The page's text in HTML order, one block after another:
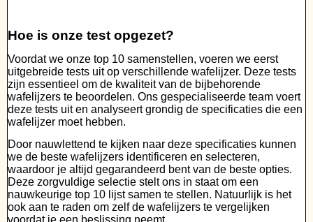
Hoe is onze test opgezet?
Voordat we onze top 10 samenstellen, voeren we eerst
uitgebreide tests uit op verschillende wafelijzer. Deze tests
zijn essentieel om de kwaliteit van de bijbehorende
wafelijzers te beoordelen. Ons gespecialiseerde team voert
deze tests uit en analyseert grondig de specificaties die een
wafelijzer moet hebben.
Door nauwlettend te kijken naar deze specificaties kunnen
we de beste wafelijzers identificeren en selecteren,
waardoor je altijd gegarandeerd bent van de beste opties.
Deze zorgvuldige selectie stelt ons in staat om een
nauwkeurige top 10 lijst samen te stellen. Natuurlijk is het
ook aan te raden om zelf de wafelijzers te vergelijken
voordat je een beslissing neemt.